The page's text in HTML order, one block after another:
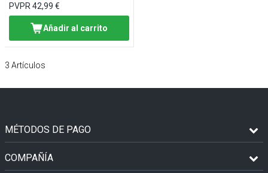
PVPR 42,99 €
Añadir al carrito
3 Artículos
MÉTODOS DE PAGO
COMPAÑÍA